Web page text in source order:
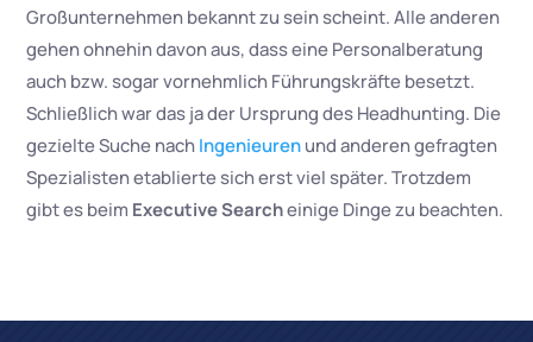
Großunternehmen bekannt zu sein scheint. Alle anderen
gehen ohnehin davon aus, dass eine Personalberatung
auch bzw. sogar vornehmlich Führungskräfte besetzt.
Schließlich war das ja der Ursprung des Headhunting. Die
gezielte Suche nachIngenieurenund anderen gefragten
Spezialisten etablierte sich erst viel später. Trotzdem
gibt es beim Executive Searcheinige Dinge zu beachten.